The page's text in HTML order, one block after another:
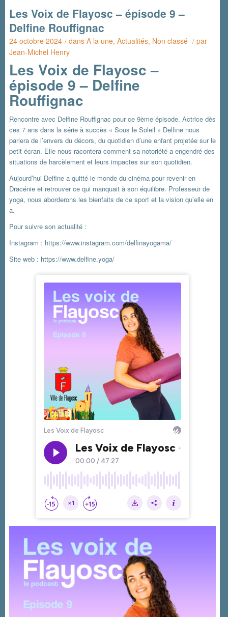
Les Voix de Flayosc – épisode 9 –
Delfine Rouffignac
24 octobre 2024 / dansA la une,Actualités, Non classé / par
Jean-Michel Henry
Les Voix de Flayosc –
épisode 9 – Delfine
Rouffignac
Rencontre avec Delfine Rouffignac pour ce 9ème épisode. Actrice dès
ces 7 ans dans la série à succès « Sous le Soleil » Delfine nous
parlera de l’envers du décors, du quotidien d’une enfant projetée sur le
petit écran. Elle nous racontera comment sa notoriété a engendré des
situations de harcèlement et leurs impactes sur son quotidien.
Aujourd’hui Delfine a quitté le monde du cinéma pour revenir en
Dracénie et retrouver ce qui manquait à son équilibre. Professeur de
yoga, nous aborderons les bienfaits de ce sport et la vision qu’elle en
a.
Pour suivre son actualité :
Instagram : https://www.instagram.com/delfinayogama/
Site web : https://www.delfine.yoga/